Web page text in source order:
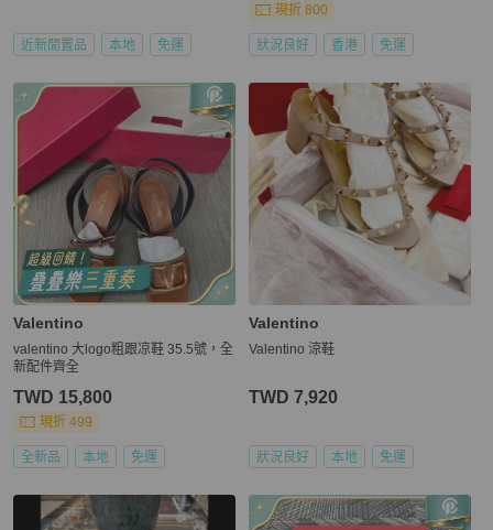
近新閒置品 本地 免運
現折 800
狀況良好 香港 免運
Valentino
valentino 大logo粗跟凉鞋 35.5號，全
新配件齊全
TWD 15,800
現折 499
全新品 本地 免運
Valentino
Valentino 涼鞋
TWD 7,920
狀況良好 本地 免運